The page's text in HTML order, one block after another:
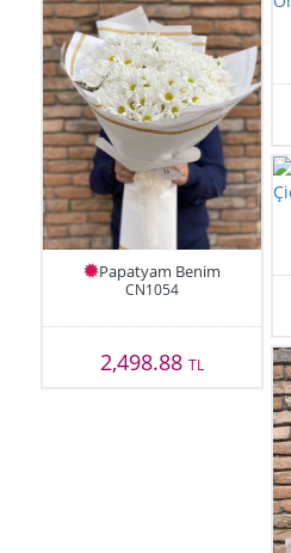
Papatyam Benim
CN1054
2,498.88TL